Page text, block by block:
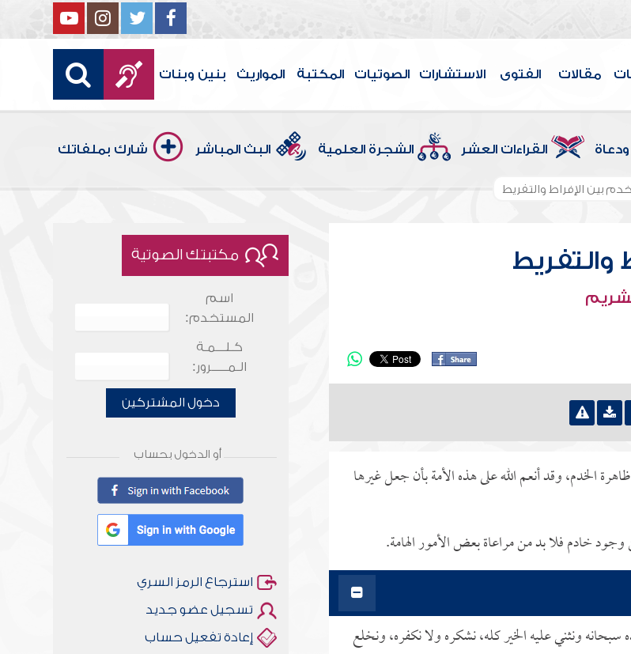
مقالات الفتوى الاستشارات الصوتيات المكتبة المواريث بنين وبنات
القراءات العشر الشجرة العلمية البث المباشر شارك بملفاتك
بين الإفراط والتفريط
والتفريط
الخدم، وقد أنعم الله على هذه الأمة بأن جعل غيرها
خادم فلا بد من مراعاة بعض الأمور الهامة.
ونثني عليه الخير كله، نشكره ولا نكفره، ونخلع
مكتبتك الصوتية
اسم
المستخدم:
كـلـــمـة
الـمـــــرور:
دخول المشتركين
أو الدخول بحساب
استرجاع الرمز السري
تسجيل عضو جديد
إعادة تفعيل حساب